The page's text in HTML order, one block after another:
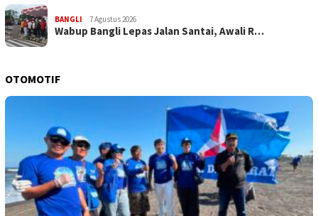
BANGLI 7 Agustus 2026
Wabup Bangli Lepas Jalan Santai, Awali R…
OTOMOTIF